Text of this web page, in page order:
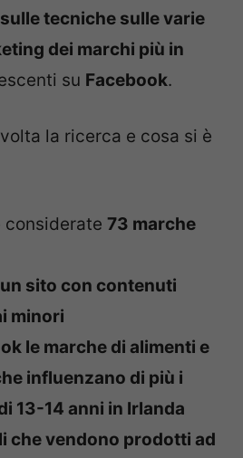
tecniche sulle varie
dei marchi più in
su Facebook.
la ricerca e cosa si è
considerate 73 marche
un sito con contenuti
minori
le marche di alimenti e
influenzano di più i
13-14 anni in Irlanda
che vendono prodotti ad